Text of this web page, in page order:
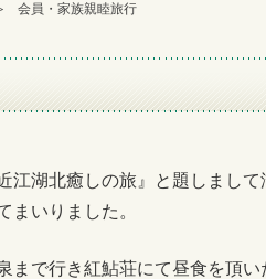
会員・家族親睦旅行
江湖北癒しの旅』と題しまし
まいりました。
まで行き紅鮎荘にて昼食を頂